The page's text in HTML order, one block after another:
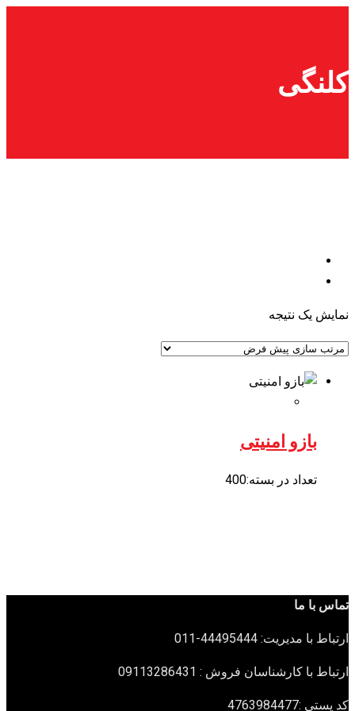
کلنگی
نمایش یک نتیجه
بازو امنیتی
تعداد در بسته:400
تماس با ما
ارتباط با مدیریت: 44495444-011
ارتباط با کارشناسان فروش : 09113286431
کد پستی :4763984477